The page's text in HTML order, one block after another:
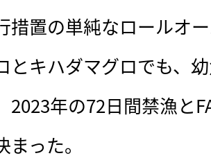
措置の単純なロールオ
とキハダマグロでも、
2023年の72日間禁漁と
った。